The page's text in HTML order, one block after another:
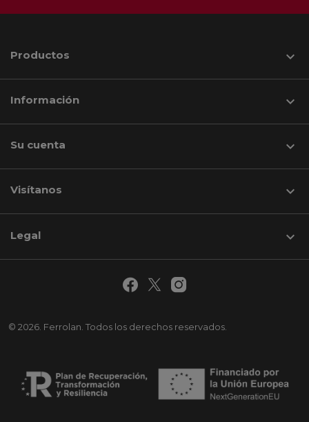
Productos 
Información 
Su cuenta 
Visítanos keyboard_arrow_down
© 2026. Ferrolan. Todos los derechos reservados.
Legal 